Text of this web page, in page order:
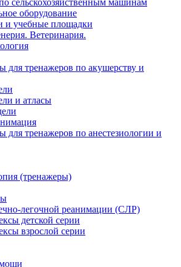
сельскохозяйственным машинам
оборудование
и учебные площадки
Ветеринария.
для тренажеров по акушерству и
и атласы
для тренажеров по анестезиологии и
(тренажеры)
легочной реанимации (СЛР)
детской серии
взрослой серии